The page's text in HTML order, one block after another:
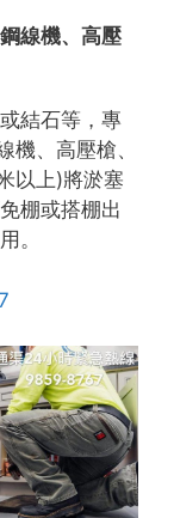
線機、高壓
結石等，專
、高壓槍、
以上)將淤塞
棚或搭棚出
。